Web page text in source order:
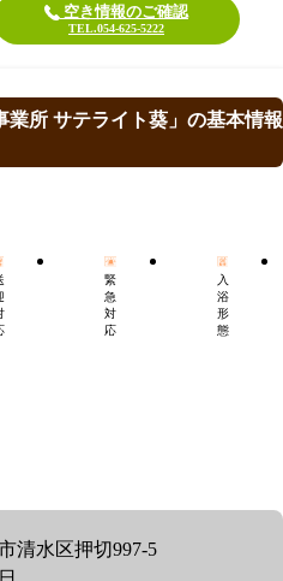
空き情報のご確認
TEL.054-625-5222
業所 サテライト葵」の基本情報
緊
急
対
応
入
浴
形
態
清水区押切997-5